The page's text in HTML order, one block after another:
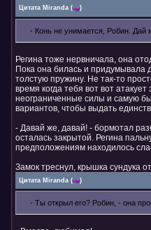
Цитата Miranda ( )
- Конь не унимается, Робин. Дай
Регина тоже нервничала, она
Пока она билась и придумывала
толстую пружину. Не так-то
время когда тебя вот вот
неограниченные силы и самую
вариантов, чтобы выдать
- Давай же, давай! - бормотал
осталась закрытой. Регина
предположениям находилось
Замок треснул, крышка сундука
Цитата Miranda ( )
- Ты открыл его? Робин, - она